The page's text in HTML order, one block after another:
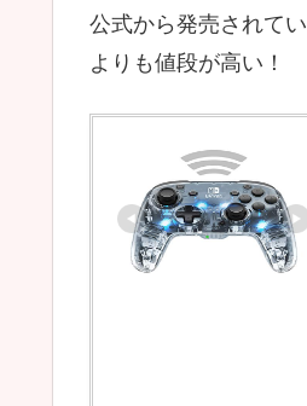
公式から発売されて
よりも値段が高い！